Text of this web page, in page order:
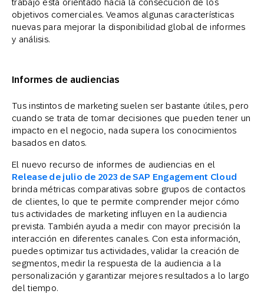
trabajo está orientado hacia la consecución de los
objetivos comerciales. Veamos algunas características
nuevas para mejorar la disponibilidad global de informes
y análisis.
Informes de audiencias
Tus instintos de marketing suelen ser bastante útiles, pero
cuando se trata de tomar decisiones que pueden tener un
impacto en el negocio, nada supera los conocimientos
basados en datos.
El nuevo recurso de informes de audiencias en el
Release de julio de 2023 de SAP Engagement Cloud
brinda métricas comparativas sobre grupos de contactos
de clientes, lo que te permite comprender mejor cómo
tus actividades de marketing influyen en la audiencia
prevista. También ayuda a medir con mayor precisión la
interacción en diferentes canales. Con esta información,
puedes optimizar tus actividades, validar la creación de
segmentos, medir la respuesta de la audiencia a la
personalización y garantizar mejores resultados a lo largo
del tiempo.